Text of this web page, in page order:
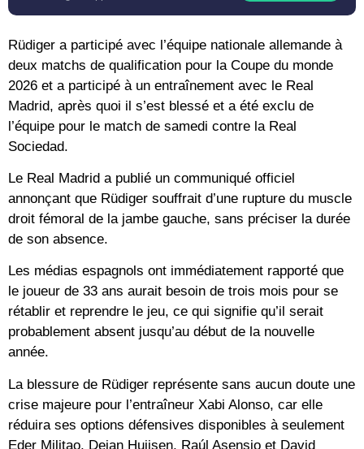
Rüdiger a participé avec l’équipe nationale allemande à
deux matchs de qualification pour la Coupe du monde
2026 et a participé à un entraînement avec le Real
Madrid, après quoi il s’est blessé et a été exclu de
l’équipe pour le match de samedi contre la Real
Sociedad.
Le Real Madrid a publié un communiqué officiel
annonçant que Rüdiger souffrait d’une rupture du muscle
droit fémoral de la jambe gauche, sans préciser la durée
de son absence.
Les médias espagnols ont immédiatement rapporté que
le joueur de 33 ans aurait besoin de trois mois pour se
rétablir et reprendre le jeu, ce qui signifie qu’il serait
probablement absent jusqu’au début de la nouvelle
année.
La blessure de Rüdiger représente sans aucun doute une
crise majeure pour l’entraîneur Xabi Alonso, car elle
réduira ses options défensives disponibles à seulement
Eder Militao, Dejan Huijsen, Raúl Asensio et David